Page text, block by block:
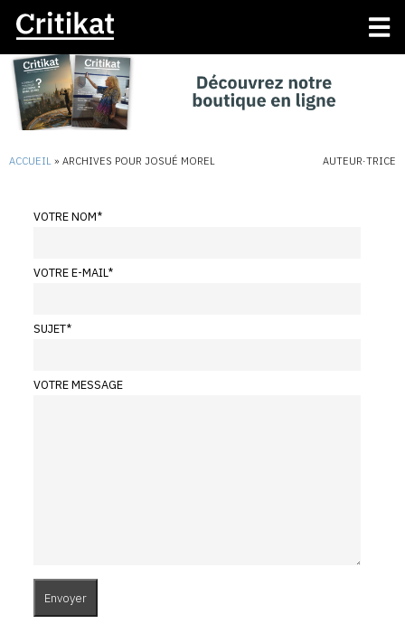
ACCUEIL » ARCHIVES POUR JOSUÉ MOREL AUTEUR·TRICE
VOTRE NOM*
VOTRE E-MAIL*
SUJET*
VOTRE MESSAGE